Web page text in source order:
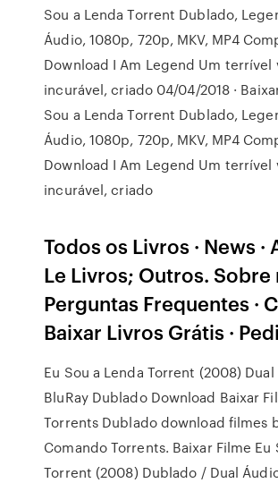
Sou a Lenda Torrent Dublado,
Áudio, 1080p, 720p, MKV, MP4
Download I Am Legend Um terrível
incurável, criado 04/04/2018 ·
Sou a Lenda Torrent Dublado,
Áudio, 1080p, 720p, MKV, MP4
Download I Am Legend Um terrível
incurável, criado
Todos os Livros · News ·
Le Livros; Outros. Sobre
Perguntas Frequentes ·
Baixar Livros Grátis ·
Eu Sou a Lenda Torrent (2008) Dual
BluRay Dublado Download Baixar
Torrents Dublado download filmes
Comando Torrents. Baixar Filme Eu
Torrent (2008) Dublado / Dual